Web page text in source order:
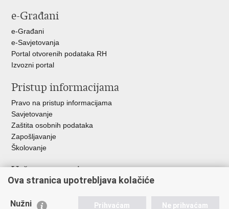
FacebookuTwitteru
e-Građani
e-Građani
e-Savjetovanja
Portal otvorenih podataka RH
Izvozni portal
Pristup informacijama
Pravo na pristup informacijama
Savjetovanje
Zaštita osobnih podataka
Zapošljavanje
Školovanje
Važne poveznice
Ministarstvo unutarnjih poslova
Ova stranica upotrebljava kolačiće
Nužni Prihvaćam Ne prihvaćam